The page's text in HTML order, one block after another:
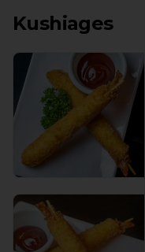
Kushiages